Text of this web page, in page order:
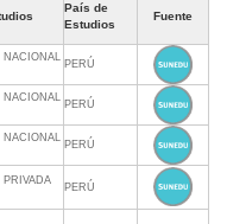
País de
Estudios
Fuente
NACIONAL
PERÚ
NACIONAL
PERÚ
NACIONAL
PERÚ
PERÚ